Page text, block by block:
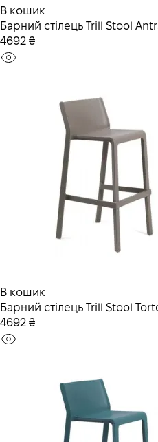
В кошик
Барний стілець Trill Stool
4692 ₴
В кошик
Барний стілець Trill Stool
4692 ₴